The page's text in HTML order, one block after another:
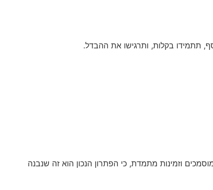
תתמידו בקלות, ותרגישו את ההבדל.
וזמינות מתמדת, כי הפתרון הנכון הוא זה שנבנה